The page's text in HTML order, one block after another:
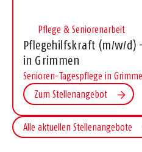
Pflege & Seniorenarbeit
Pflegehilfskraft (m/w/d)
in Grimmen
Senioren-Tagespflege in
Zum Stellenangebot
Alle aktuellen Stellenangebote